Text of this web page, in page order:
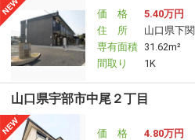
価 格
5.40万円
住 所
山口県下
専有面積 31.62m²
間取り
1K
山口県宇部市中尾２丁目
価 格
4.80万円